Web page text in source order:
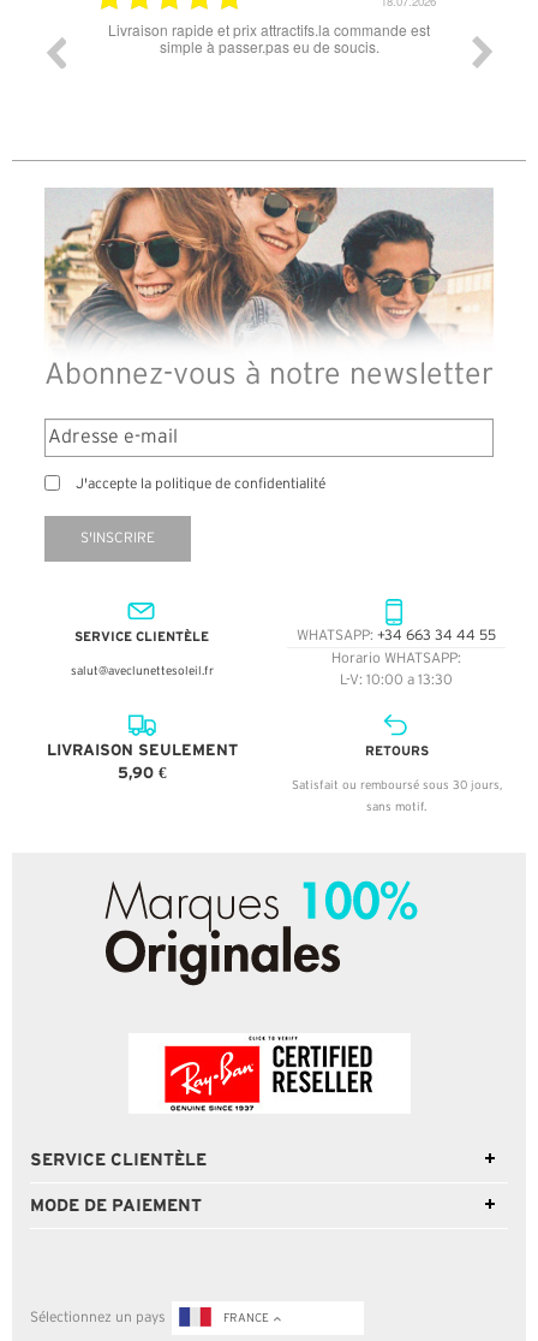
et prix attractifs.la commande est
à passer.pas eu de soucis.
Super lunette merci pour les
Abonnez-vous à notre newsletter
J'accepte la politique de confidentialité
S'INSCRIRE
SERVICE CLIENTÈLE
salut@aveclunettesoleil.fr
WHATSAPP: +34 663 34 44 55
Horario WHATSAPP:
L-V: 10:00 a 13:30
LIVRAISON SEULEMENT
5,90 €
RETOURS
Satisfait ou remboursé sous 30 jours,
sans motif.
SERVICE CLIENTÈLE
MODE DE PAIEMENT
Sélectionnez un pays FRANCE